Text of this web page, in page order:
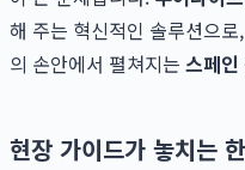
해 주는 혁신적인 솔루션으
의 손안에서 펼쳐지는 스페인
현장 가이드가 놓치는